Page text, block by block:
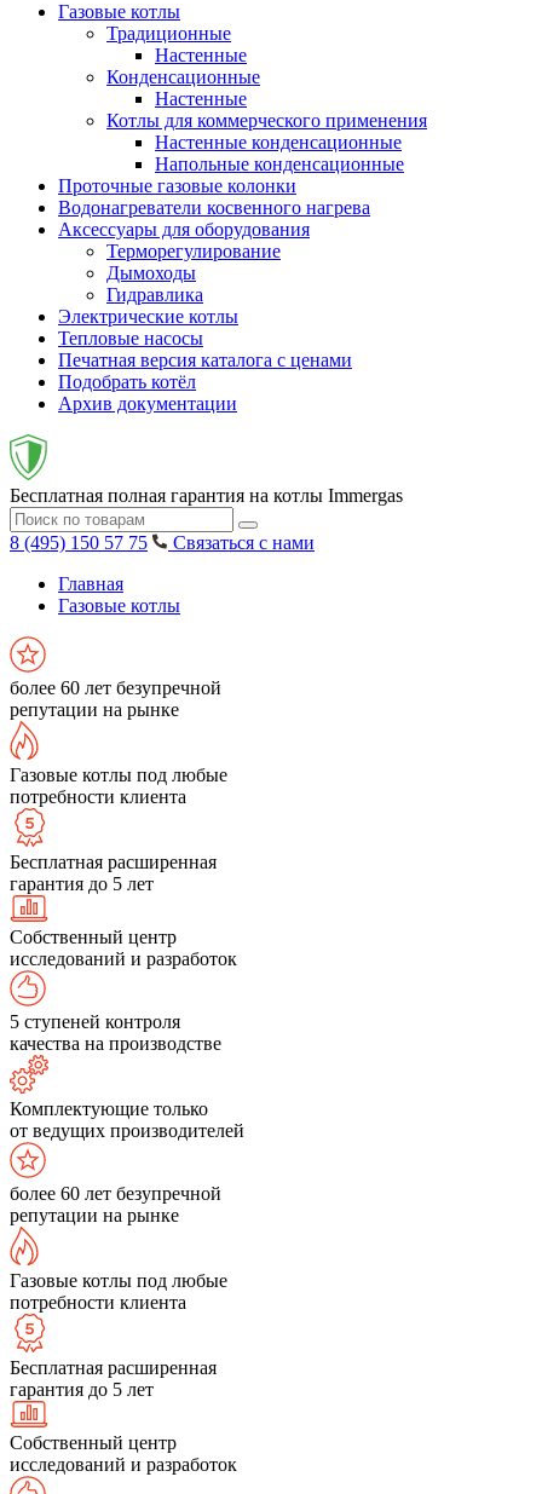
Газовые котлы
Традиционные
Настенные
Конденсационные
Настенные
Котлы для коммерческого применения
Настенные конденсационные
Напольные конденсационные
Проточные газовые колонки
Водонагреватели косвенного нагрева
Аксессуары для оборудования
Терморегулирование
Дымоходы
Гидравлика
Электрические котлы
Тепловые насосы
Печатная версия каталога с ценами
Подобрать котёл
Архив документации
Бесплатная полная гарантия на котлы Immergas
8 (495) 150 57 75
Связаться с нами
Главная
Газовые котлы
более 60 лет безупречной
репутации на рынке
Газовые котлы под любые
потребности клиента
Бесплатная расширенная
гарантия до 5 лет
Собственный центр
исследований и разработок
5 ступеней контроля
качества на производстве
Комплектующие только
от ведущих производителей
более 60 лет безупречной
репутации на рынке
Газовые котлы под любые
потребности клиента
Бесплатная расширенная
гарантия до 5 лет
Собственный центр
исследований и разработок